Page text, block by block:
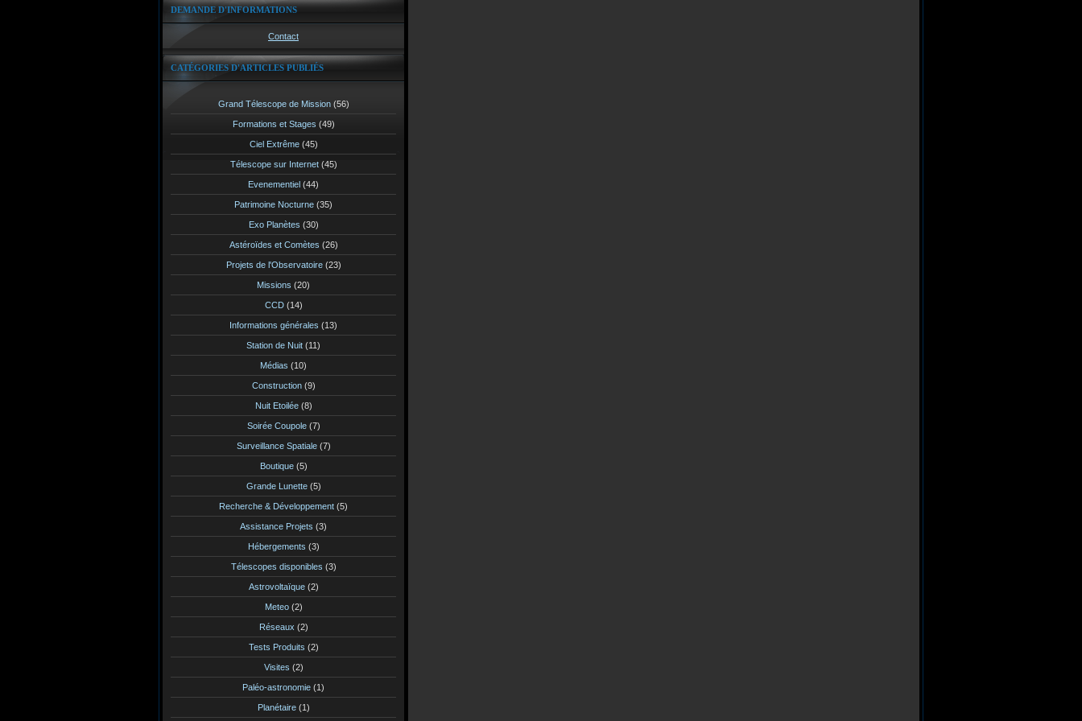
DEMANDE D'INFORMATIONS
Contact
CATÉGORIES D'ARTICLES PUBLIÉS
Grand Télescope de Mission(56)
Formations et Stages (49)
Ciel Extrême(45)
Télescope sur Internet(45)
Evenementiel (44)
Patrimoine Nocturne (35)
Exo Planètes (30)
Astéroïdes et Comètes (26)
Projets de l'Observatoire(23)
Missions (20)
CCD(14)
Informations générales (13)
Station de Nuit (11)
Médias (10)
Construction(9)
Nuit Etoilée(8)
Soirée Coupole(7)
Surveillance Spatiale(7)
Boutique(5)
Grande Lunette(5)
Recherche & Développement (5)
Assistance Projets (3)
Hébergements (3)
Télescopes disponibles (3)
Astrovoltaïque(2)
Meteo(2)
Réseaux (2)
Tests Produits (2)
Visites (2)
Paléo-astronomie (1)
Planétaire(1)